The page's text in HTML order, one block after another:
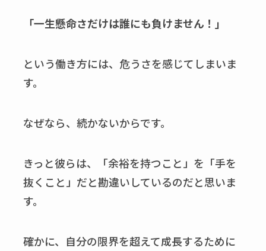
「一生懸命さだけは誰にも負けません！」
という働き方には、危うさを感じてしまいま
す。
なぜなら、続かないからです。
きっと彼らは、「余裕を持つこと」を「手を
抜くこと」だと勘違いしているのだと思いま
す。
確かに、自分の限界を超えて成長するために